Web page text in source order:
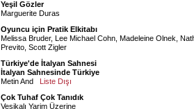
Yeşil Gözler
Marguerite Duras
Oyuncu için Pratik Elkitabı
Melissa Bruder, Lee Michael Cohn Madeleine Olnek
Previto Scott Zigler
Türkiye'de İtalyan Sahnesi
İtalyan Sahnesinde Türkiye
Metin And
Liste Dışı
Çok Tuhaf Çok Tanıdık
Vesikalı Yarim Üzerine